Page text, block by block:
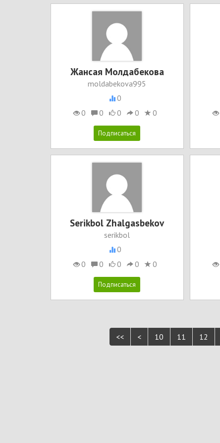
Жансая Молдабекова
moldabekova995
0
0
0 0 0 0
Serikbol Zhalgasbekov
serikbol
0
0
0 0 0 0
<< < 10 11 12